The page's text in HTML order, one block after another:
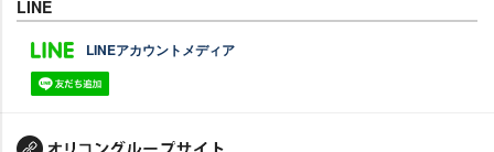
LINE
LINEアカウントメディア